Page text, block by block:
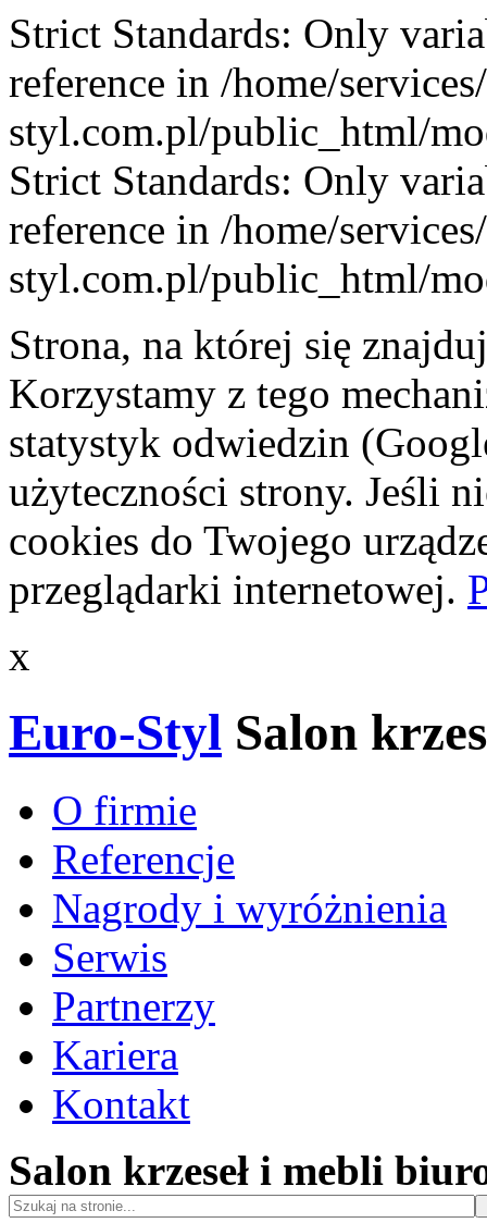
Strict Standards: Only
reference in /home/
styl.com.pl/public_html/
Strict Standards: Only
reference in /home/
styl.com.pl/public_html/
Strona, na której się
Korzystamy z tego
statystyk odwiedzin
użyteczności strony. Jeśli
cookies do Twojego
przeglądarki internetowej.
x
Euro-Styl Salon
O firmie
Referencje
Nagrody i wyróżnienia
Serwis
Partnerzy
Kariera
Kontakt
Salon krzeseł i mebli